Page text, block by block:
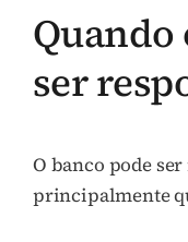
Quando
ser
O banco pode
principalmente